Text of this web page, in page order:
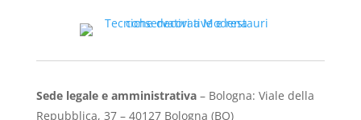
Sede legale e amministrativa– Bologna: Viale della
Repubblica, 37 – 40127 Bologna (BO)